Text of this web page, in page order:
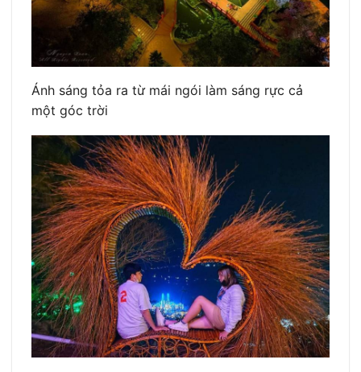
Ánh sáng tỏa ra từ mái ngói làm sáng rực cả
một góc trời